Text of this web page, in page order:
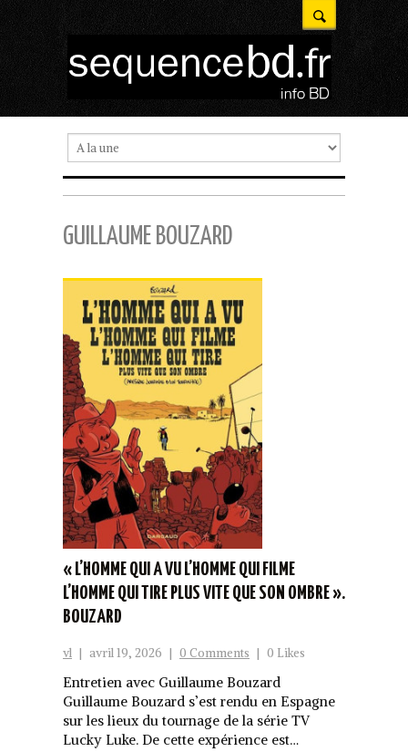
GUILLAUME BOUZARD
« L’HOMME QUI A VU L’HOMME QUI FILME
L’HOMME QUI TIRE PLUS VITE QUE SON OMBRE ».
BOUZARD
vl | avril 19, 2026 | 0 Comments | 0 Likes
Entretien avec Guillaume Bouzard
Guillaume Bouzard s’est rendu en Espagne
sur les lieux du tournage de la série TV
Lucky Luke. De cette expérience est…